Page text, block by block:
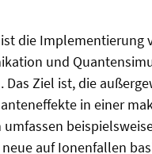
ist die Implementierung
und
Das Ziel ist, die
in einer
auf Ionenfallen